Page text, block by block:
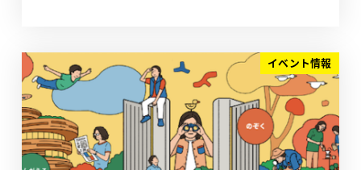
イベント情報